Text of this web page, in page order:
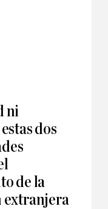
ni
dos
de la
extranjera